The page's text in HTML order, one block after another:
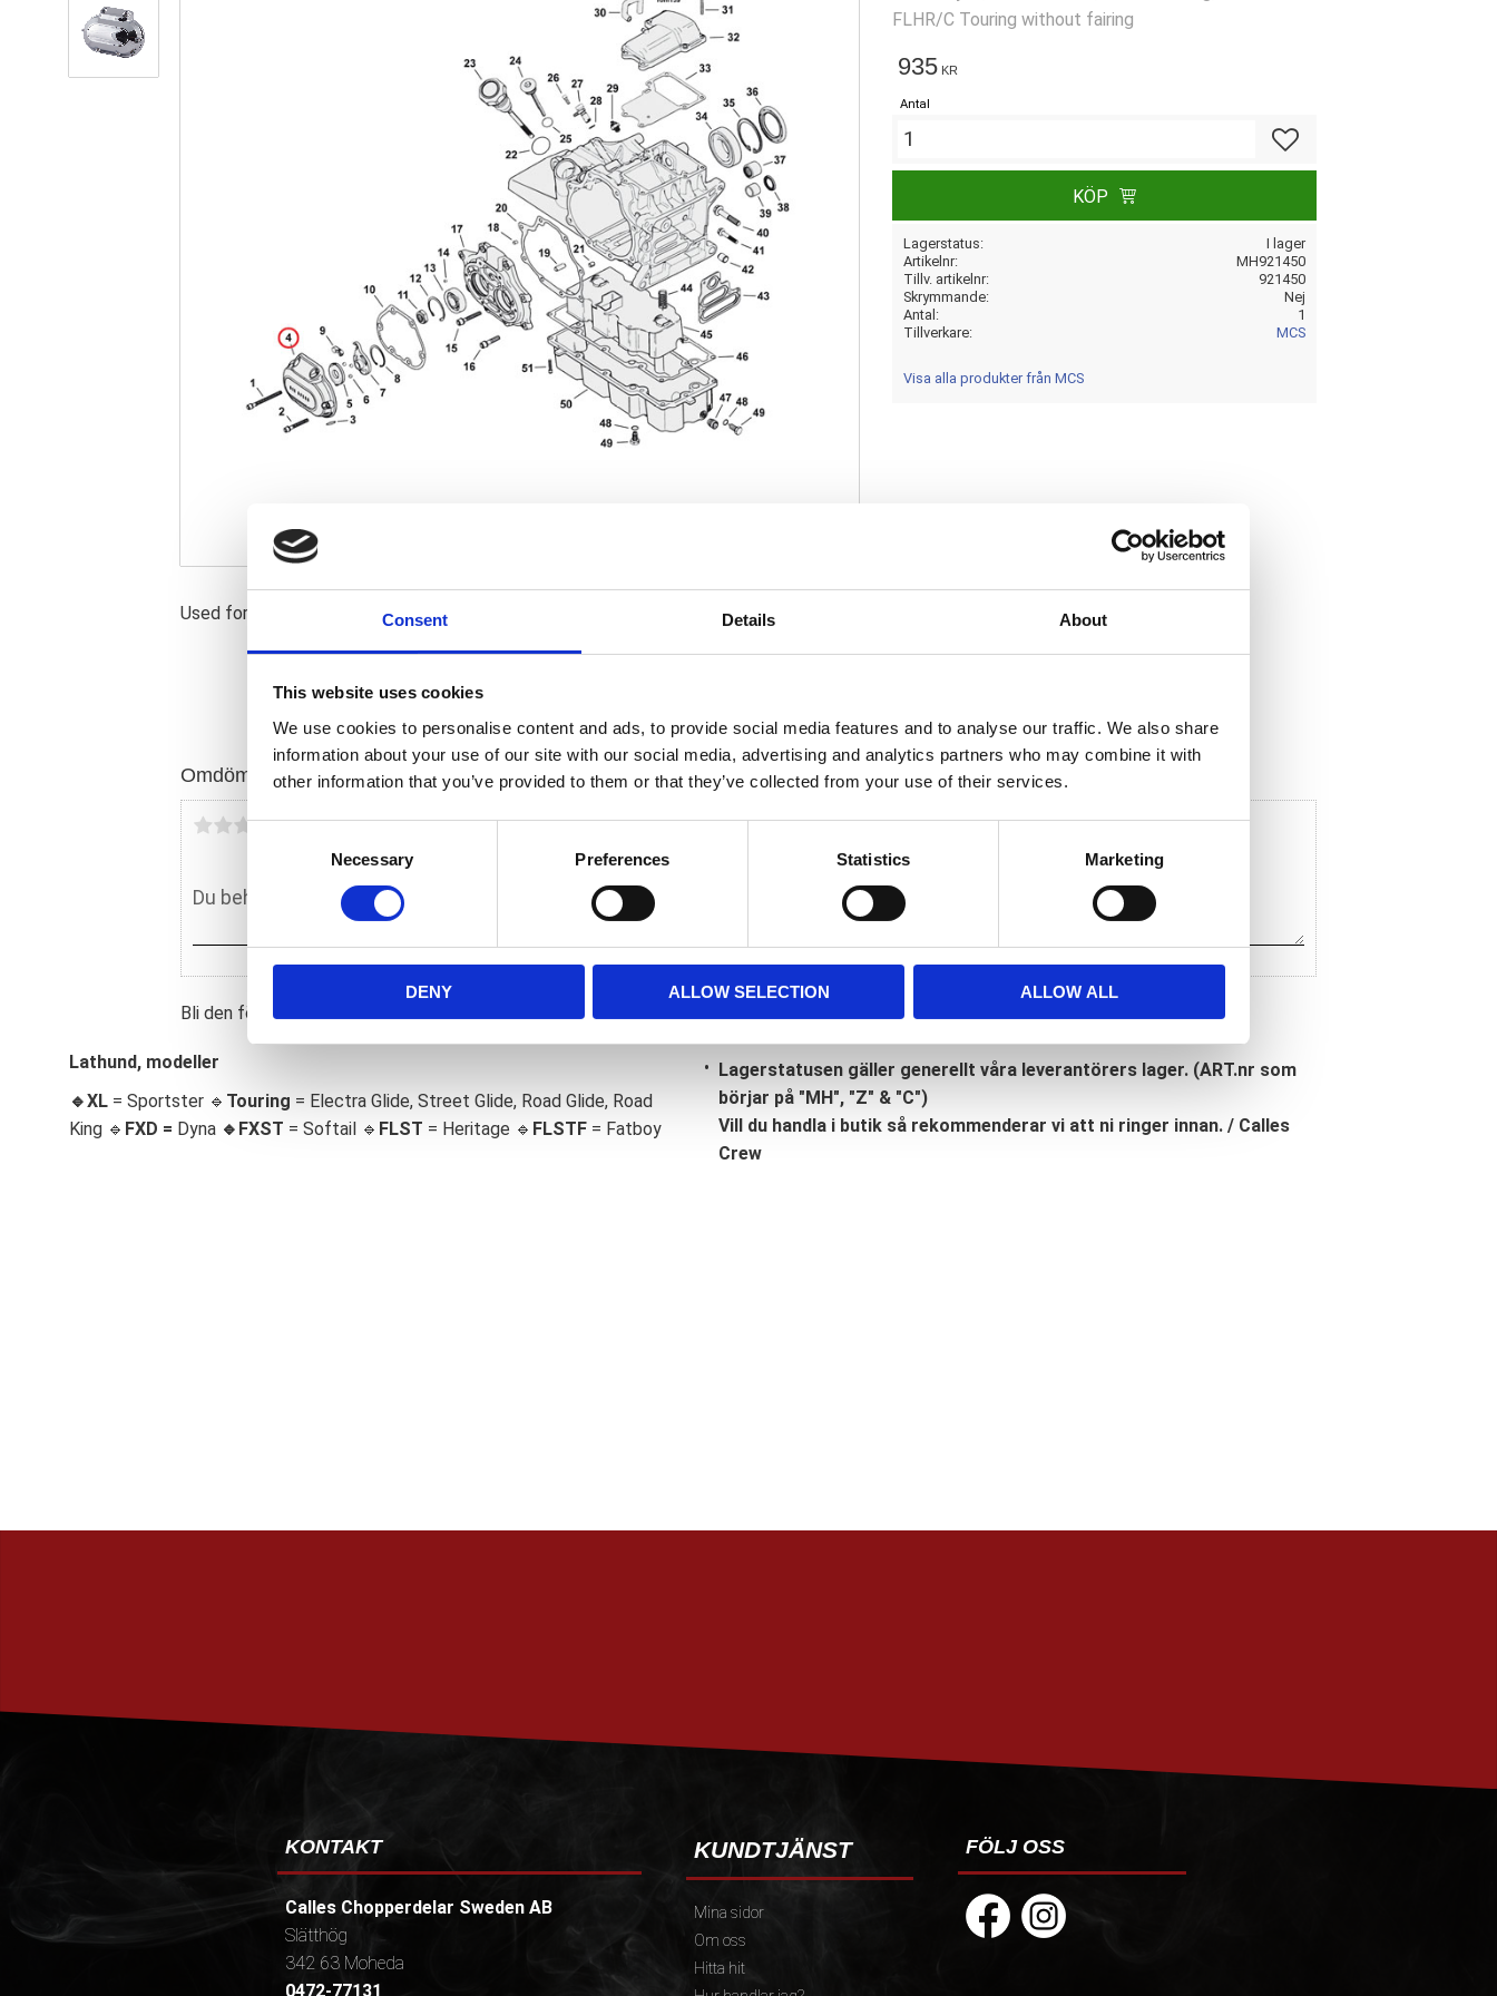
Consent Details About
This website uses cookies
We use cookies to personalise content and ads, to provide social media features and to analyse our traffic. We also share
information about your use of our site with our social media, advertising and analytics partners who may combine it with
other information that you’ve provided to them or that they’ve collected from your use of their services.
C
S
e
e
c
Necessary Preferences Statistics Marketing
DENY ALLOW SELECTION ALLOW ALL
FLHR/C Touring without fairing
935 KR
Antal
KÖP
Lagerstatus
I lager
Artikelnr
MH921450
Tillv. artikelnr
921450
Skrymmande
Nej
Antal
1
Tillverkare
MCS
Visa alla produkter från MCS
Used for cable actuated clutches.
Dela med dig
c
b
o
Omdömen
Du
Bli den första att lämna ett omdöme.
Lathund, modeller
🔹XL = Sportster 🔹 Touring = Electra Glide, Street Glide, Road Glide, Road
King 🔹 FXD = Dyna 🔹 FXST = Softail 🔹 FLST = Heritage 🔹 FLSTF = Fatboy
Lagerstatusen gäller generellt våra leverantörers lager. (ART.nr som
börjar på "MH", "Z" & "C")
Vill du handla i butik så rekommenderar vi att ni ringer innan. / Calles
Crew
KONTAKT
Calles Chopperdelar Sweden AB
Slätthög
342 63 Moheda
0472-77131
KUNDTJÄNST
Mina sidor
Om oss
Hitta hit
FÖLJ OSS